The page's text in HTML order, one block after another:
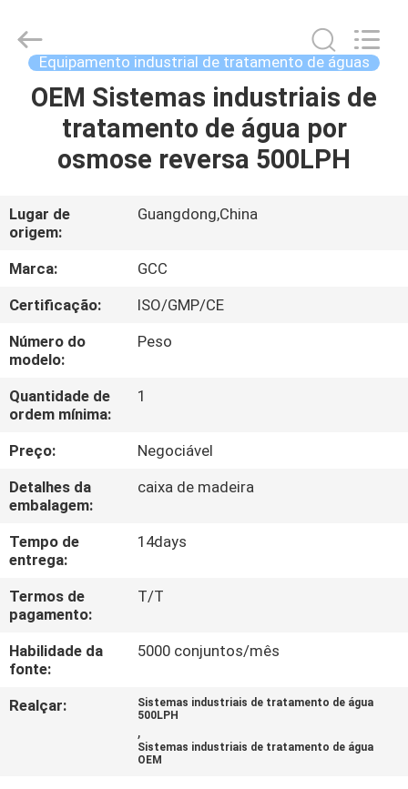
INÍCIO
PRODUTOS
VÍDEOS
SOBRE
NÓS
VISITA
À
FÁBRICA
CONTROLE
DE
QUALIDADE
CONTACTE-
NOS
Construction
Reserved.
Equipamento industrial de tratamento de águas
OEM Sistemas industriais de
tratamento de água por
osmose reversa 500LPH
Lugar de
origem:
Guangdong,China
Marca:
GCC
Certificação:
ISO/GMP/CE
Número do
modelo:
Peso
Quantidade de
ordem mínima:
1
Preço:
Negociável
Detalhes da
embalagem:
caixa de madeira
Tempo de
entrega:
14days
Termos de
pagamento:
T/T
Habilidade da
fonte:
5000 conjuntos/mês
Realçar:
Sistemas industriais de tratamento de água
500LPH
,
Sistemas industriais de tratamento de água
OEM